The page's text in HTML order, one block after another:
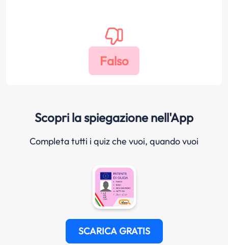
Scopri la spiegazione nell'App
Completa tutti i quiz che vuoi, quando vuoi
SCARICA GRATIS